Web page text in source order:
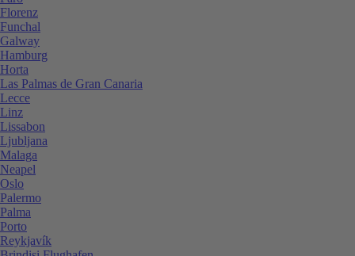
Florenz
Funchal
Galway
Hamburg
Horta
Las Palmas de Gran Canaria
Lecce
Linz
Lissabon
Ljubljana
Malaga
Neapel
Oslo
Palermo
Palma
Porto
Reykjavík